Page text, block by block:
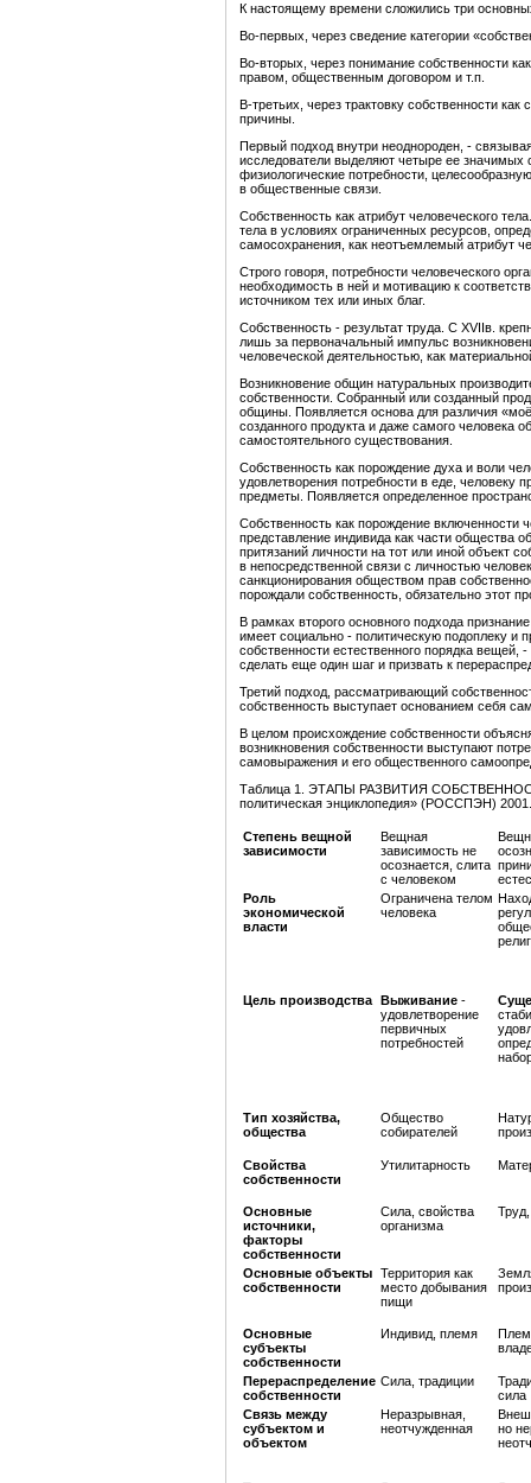
К настоящему времени сложились три
Во-первых, через сведение категории
Во-вторых, через понимание собственности
правом, общественным договором и т.п.
В-третьих, через трактовку собственности
причины.
Первый подход внутри неоднороден, -
исследователи выделяют четыре ее значимых
физиологические потребности,
в общественные связи.
Собственность как атрибут человеческого
тела в условиях ограниченных ресурсов,
самосохранения, как неотъемлемый атрибут
Строго говоря, потребности человеческого
необходимость в ней и мотивацию к
источником тех или иных благ.
Собственность - результат труда. С XVIIв.
лишь за первоначальный импульс
человеческой деятельностью, как
Возникновение общин натуральных
собственности. Собранный или созданный
общины. Появляется основа для различия
созданного продукта и даже самого человека
самостоятельного существования.
Собственность как порождение духа и воли
удовлетворения потребности в еде, человеку
предметы. Появляется определенное
Собственность как порождение
представление индивида как части общества
притязаний личности на тот или иной объект
в непосредственной связи с личностью
санкционирования обществом прав
порождали собственность, обязательно этот
В рамках второго основного подхода
имеет социально - политическую подоплеку и
собственности естественного порядка
сделать еще один шаг и призвать к
Третий подход, рассматривающий
собственность выступает основанием себя
В целом происхождение собственности
возникновения собственности выступают
самовыражения и его общественного
Таблица 1. ЭТАПЫ РАЗВИТИЯ
политическая энциклопедия» (РОССПЭН)
Степень вещной
зависимости
Вещная
зависимость не
осознается, слита
с человеком
Роль
экономической
власти
Ограничена телом
человека
Цель производства Выживание -
удовлетворение
первичных
потребностей
Тип хозяйства,
общества
Общество
собирателей
Свойства
собственности
Утилитарность
Основные
источники,
факторы
собственности
Сила, свойства
организма
Основные объекты
собственности
Территория как
место добывания
пищи
Основные
субъекты
собственности
Индивид, племя
Перераспределение
собственности
Сила, традиции
сила
Связь между
субъектом и
объектом
Неразрывная,
неотчужденная
но